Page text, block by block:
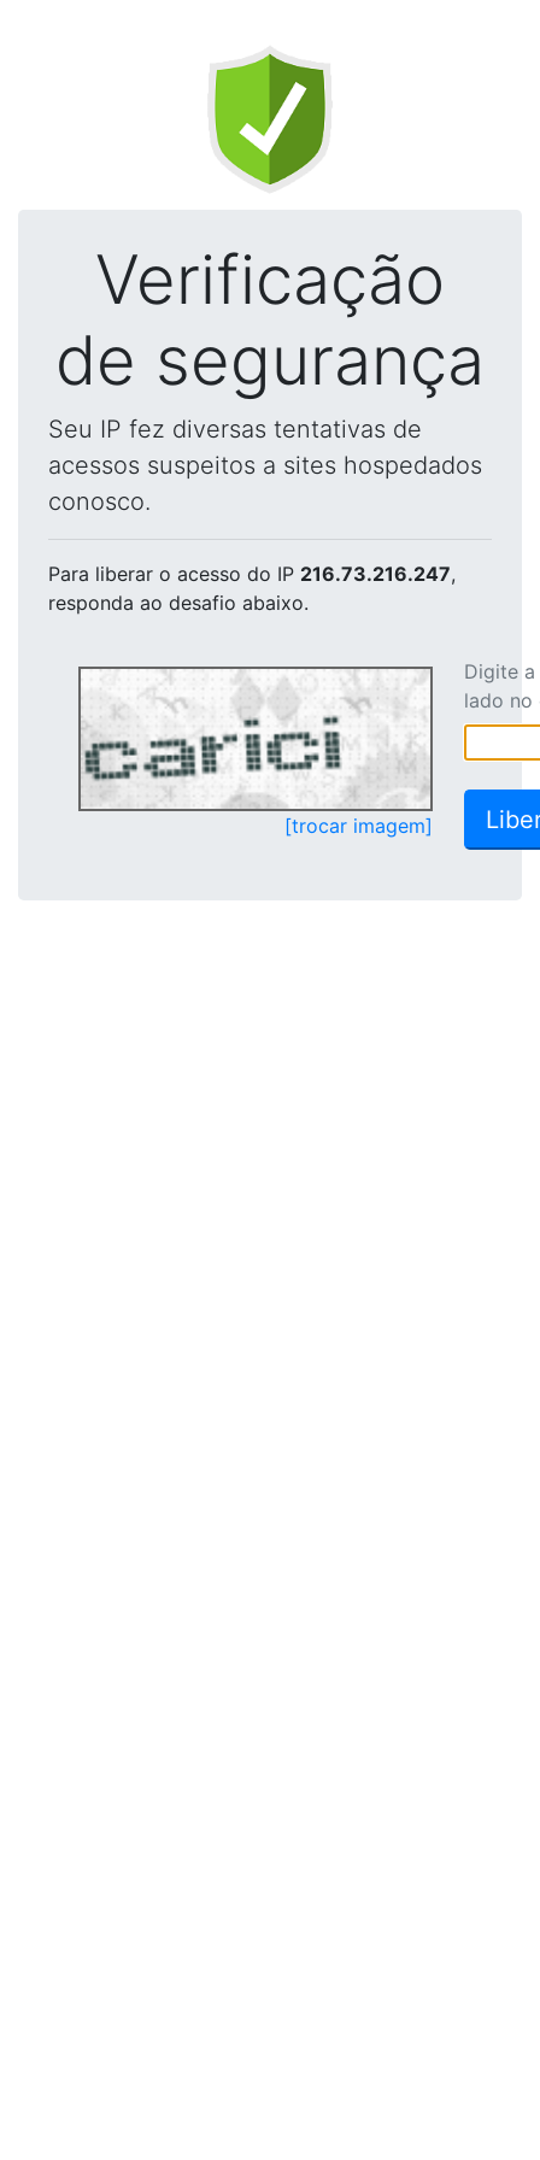
Verificação
de segurança
Seu IP fez diversas tentativas de
acessos suspeitos a sites hospedados
conosco.
Para liberar o acesso do IP 216.73.216.247,
responda ao desafio abaixo.
[trocar imagem]
Digite
lado no